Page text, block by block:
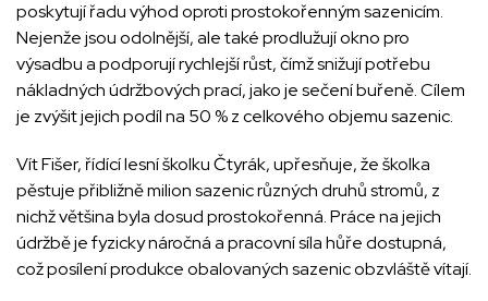
poskytují řadu výhod oproti prostokořenným sazenicím.
Nejenže jsou odolnější, ale také prodlužují okno pro
výsadbu a podporují rychlejší růst, čímž snižují potřebu
nákladných údržbových prací, jako je sečení buřeně. Cílem
je zvýšit jejich podíl na 50 % z celkového objemu sazenic.
Vít Fišer, řídící lesní školku Čtyrák, upřesňuje, že školka
pěstuje přibližně milion sazenic různých druhů stromů, z
nichž většina byla dosud prostokořenná. Práce na jejich
údržbě je fyzicky náročná a pracovní síla hůře dostupná,
což posílení produkce obalovaných sazenic obzvláště vítají.